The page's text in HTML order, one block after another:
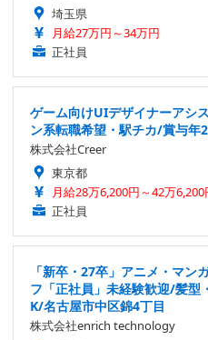
埼玉県
月給27万円～34万円
正社員
ゲーム向けUIデザイナーアシ
ン系転職希望・駅チカ/賞与年
株式会社Creer
東京都
月給28万6,200円～42万6,200
正社員
「新卒・27卒」アニメ・マン
フ「正社員」未経験歓迎/髪型
K/名古屋市中区錦4丁目
株式会社enrich technology